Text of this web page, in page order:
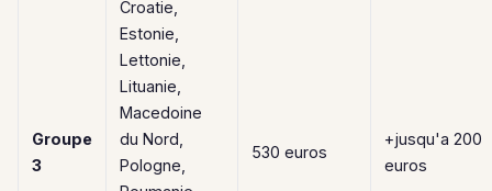
Groupe
3
Croatie,
Estonie,
Lettonie,
Lituanie,
Macedoine
du Nord,
Pologne,
530 euros
+jusqu'a 200
euros